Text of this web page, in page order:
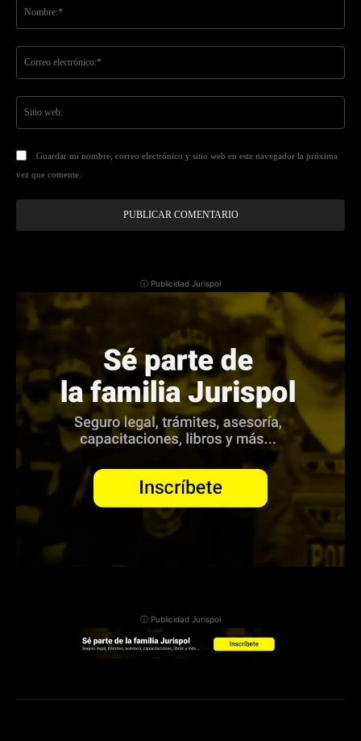
Guardar mi nombre, correo electrónico y sitio web en este navegador la próxima
vez que comente.
ⓘ Publicidad Jurispol
ⓘ Publicidad Jurispol